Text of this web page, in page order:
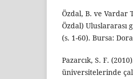
Özdal, B. ve Vardar
Özdal) Uluslararası
(s. 1-60). Bursa:
Pazarcık, S. F.
üniversitelerinde